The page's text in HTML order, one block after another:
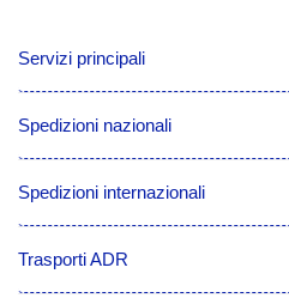
Servizi principali
Spedizioni nazionali
Spedizioni internazionali
Trasporti ADR